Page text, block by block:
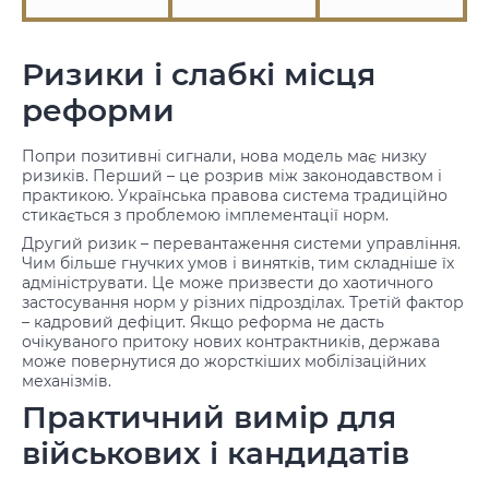
Ризики і слабкі місця
реформи
Попри позитивні сигнали, нова модель має низку
ризиків. Перший – це розрив між законодавством і
практикою. Українська правова система традиційно
стикається з проблемою імплементації норм.
Другий ризик – перевантаження системи управління.
Чим більше гнучких умов і винятків, тим складніше їх
адмініструвати. Це може призвести до хаотичного
застосування норм у різних підрозділах. Третій фактор
– кадровий дефіцит. Якщо реформа не дасть
очікуваного притоку нових контрактників, держава
може повернутися до жорсткіших мобілізаційних
механізмів.
Практичний вимір для
військових і кандидатів